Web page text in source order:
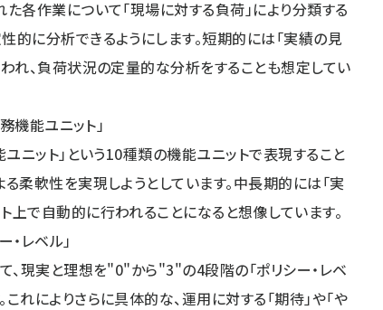
各作業について「現場に対する負荷」により分類する
的に分析できるようにします。短期的には「実績の見
われ、負荷状況の定量的な分析をすることも想定してい
機能ユニット」
ニット」という10種類の機能ユニットで表現すること
柔軟性を実現しようとしています。中長期的には「実
上で自動的に行われることになると想像しています。
レベル」
現実と理想を"0"から"3"の4段階の「ポリシー・レベ
れによりさらに具体的な、運用に対する「期待」や「や